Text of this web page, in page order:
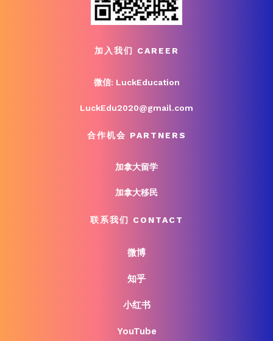
加入我们 CAREER
微信: LuckEducation
LuckEdu2020@gmail.com
合作机会 PARTNERS
加拿大留学
加拿大移民
联系我们 CONTACT
微博
知乎
小红书
YouTube